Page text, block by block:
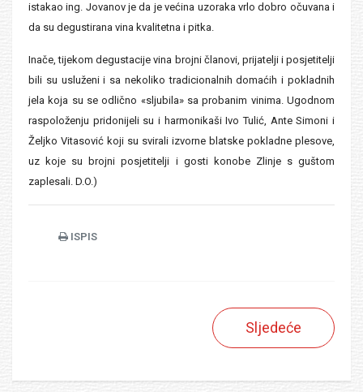
istakao ing. Jovanov je da je većina uzoraka vrlo dobro očuvana i
da su degustirana vina kvalitetna i pitka.
Inače, tijekom degustacije vina brojni članovi, prijatelji i posjetitelji
bili su usluženi i sa nekoliko tradicionalnih domaćih i pokladnih
jela koja su se odlično «sljubila» sa probanim vinima. Ugodnom
raspoloženju pridonijeli su i harmonikaši Ivo Tulić, Ante Simoni i
Željko Vitasović koji su svirali izvorne blatske pokladne plesove,
uz koje su brojni posjetitelji i gosti konobe Zlinje s guštom
zaplesali. D.O.)
ISPIS
Sljedeće